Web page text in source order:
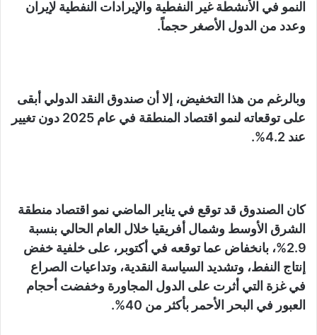
النمو في الأنشطة غير النفطية والإيرادات النفطية لإيران
وعدد من الدول الأصغر حجماً.
وبالرغم من هذا التخفيض، إلا أن صندوق النقد الدولي أبقى
على توقعاته لنمو اقتصاد المنطقة في عام 2025 دون تغيير
عند 4.2%.
كان الصندوق قد توقع في يناير الماضي نمو اقتصاد منطقة
الشرق الأوسط وشمال أفريقيا خلال العام الحالي بنسبة
2.9%، بانخفاض عما توقعه في أكتوبر، على خلفية خفض
إنتاج النفط، وتشديد السياسة النقدية، وتداعيات الصراع
في غزة التي أثرت على الدول المجاورة وخفضت أحجام
العبور في البحر الأحمر بأكثر من 40%.